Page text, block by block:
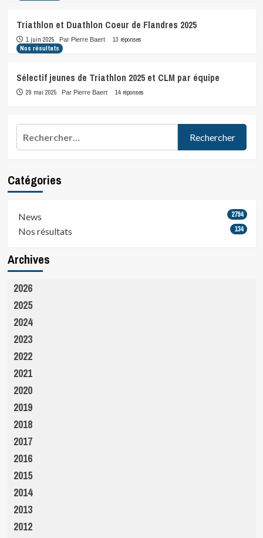
Triathlon et Duathlon Coeur de Flandres 2025
1 juin 2025 Par Pierre Baert
13 réponses
Nos résultats
Sélectif jeunes de Triathlon 2025 et CLM par équipe
29 mai 2025 Par Pierre Baert 14 réponses
Catégories
News 2794
Nos résultats 134
Archives
2026
2025
2024
2023
2022
2021
2020
2019
2018
2017
2016
2015
2014
2013
2012